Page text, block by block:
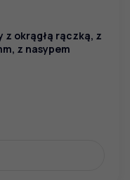
okrągłą rączką, z
z nasypem